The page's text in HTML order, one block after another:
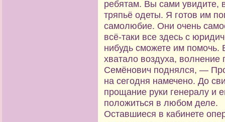
ребятам. Вы сами увидите,
тряпьё одеты. Я готов им
самолюбие. Они очень
всё-таки все здесь с
нибудь сможете им
хватало воздуха,
Семёнович поднялся, —
на сегодня намечено. До
прощание руки генералу и
положиться в любом деле.
Оставшиеся в кабинете